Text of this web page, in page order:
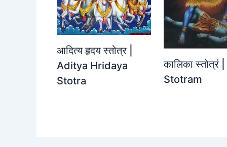
आदित्य हृदय स्तोत्र |
Aditya Hridaya
Stotra
कालिका स्तोत्रं
Stotram